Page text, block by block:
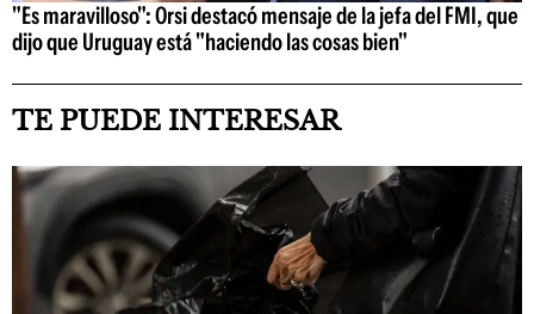
"Es maravilloso": Orsi destacó mensaje de la jefa del FMI, que
dijo que Uruguay está "haciendo las cosas bien"
TE PUEDE INTERESAR